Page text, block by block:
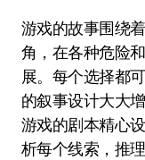
游戏的故事围绕
角，在各种危险
展。每个选择都
的叙事设计大大
游戏的剧本精心
析每个线索，推